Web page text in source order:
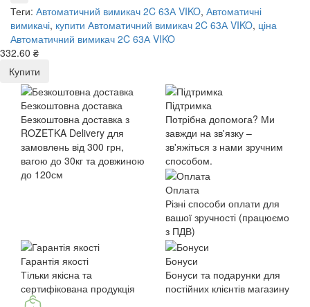
Теги: Автоматичний вимикач 2C 63А VIKO, Автоматичні
вимикачі, купити Автоматичний вимикач 2C 63А VIKO, ціна
Автоматичний вимикач 2C 63А VIKO
332.60 ₴
Купити
Безкоштовна доставка
Безкоштовна доставка з
ROZETKA Delivery для
замовлень від 300 грн,
вагою до 30кг та довжиною
до 120см
Підтримка
Потрібна допомога? Ми
завжди на зв'язку –
зв'яжіться з нами зручним
способом.
Оплата
Різні способи оплати для
вашої зручності (працюємо
з ПДВ)
Гарантія якості
Тільки якісна та
сертифікована продукція
Бонуси
Бонуси та подарунки для
постійних клієнтів магазину